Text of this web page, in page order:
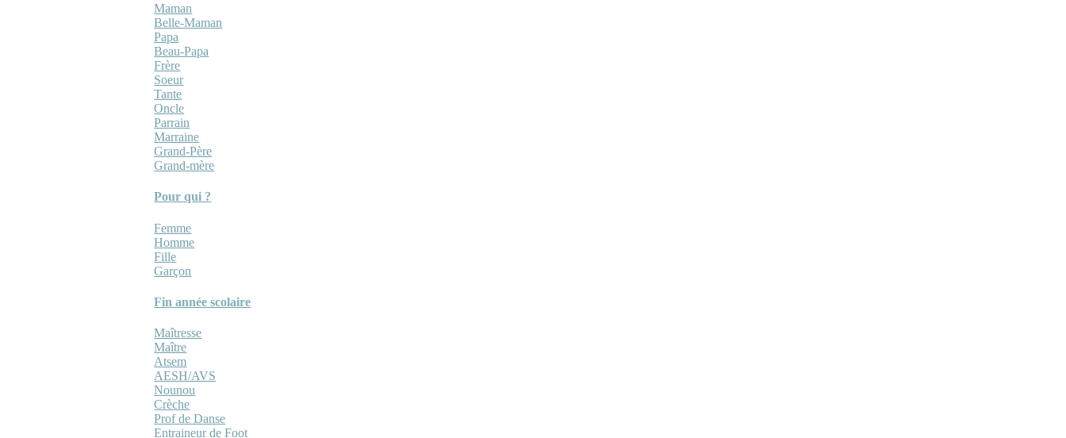
Maman
Belle-Maman
Papa
Beau-Papa
Frère
Soeur
Tante
Oncle
Parrain
Marraine
Grand-Père
Grand-mère
Pour qui ?
Femme
Homme
Fille
Garçon
Fin année scolaire
Maîtresse
Maître
Atsem
AESH/AVS
Nounou
Crèche
Prof de Danse
Entraineur de Foot